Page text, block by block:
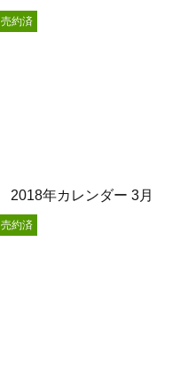
2018年カレンダー 3月
売約済
売約済